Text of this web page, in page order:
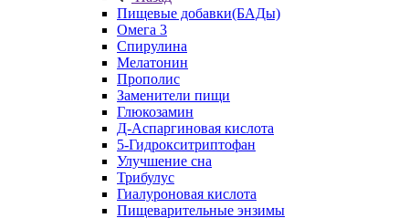
Пищевые добавки(БАДы)
Омега 3
Спирулина
Мелатонин
Прополис
Заменители пищи
Глюкозамин
Д-Аспаргиновая кислота
5-Гидрокситриптофан
Улучшение сна
Трибулус
Гиалуроновая кислота
Пищеварительные энзимы